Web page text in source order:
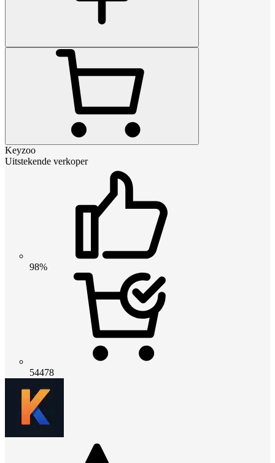
Keyzoo
Uitstekende verkoper
98%
54478